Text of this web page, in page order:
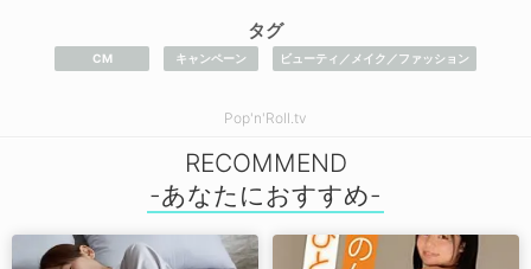
タグ
CM キャンペーン ビューティ／メイク／ファッション
Pop'n'Roll.tv
RECOMMEND